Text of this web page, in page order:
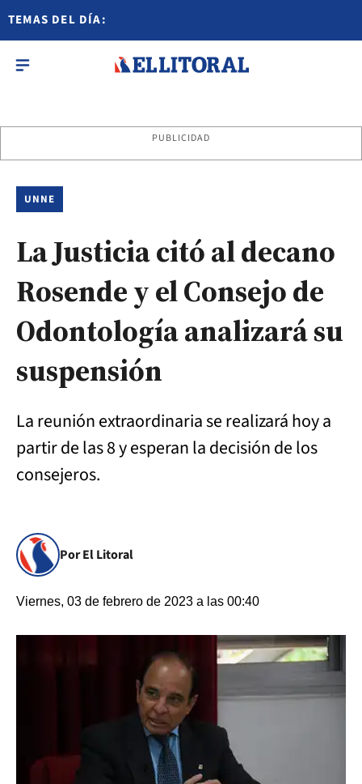
TEMAS DEL DÍA:
PUBLICIDAD
UNNE
La Justicia citó al decano
Rosende y el Consejo de
Odontología analizará su
suspensión
La reunión extraordinaria se realizará hoy a
partir de las 8 y esperan la decisión de los
consejeros.
Por El Litoral
Viernes, 03 de febrero de 2023 a las 00:40